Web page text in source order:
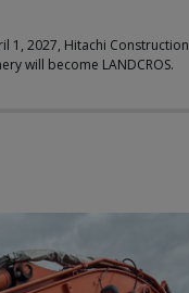
1, 2027, Hitachi Construction
will become LANDCROS.